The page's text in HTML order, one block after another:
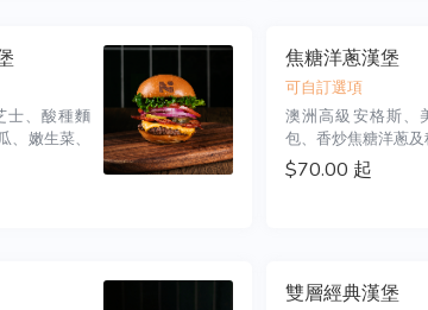
士、酸種麵
嫩生菜、
焦糖洋蔥漢堡
可自訂選項
澳洲高級安格斯、
包、香炒焦糖洋蔥
$70.00 起
雙層經典漢堡